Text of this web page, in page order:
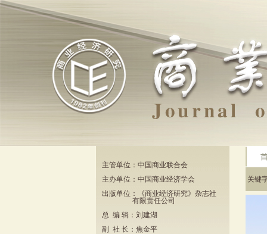
主管单位：中国商业联合会
主办单位：中国商业经济学会
出版单位：《商业经济研究》杂志社
有限责任公司
总 编 辑：刘建湖
副 社 长：焦金平
关键